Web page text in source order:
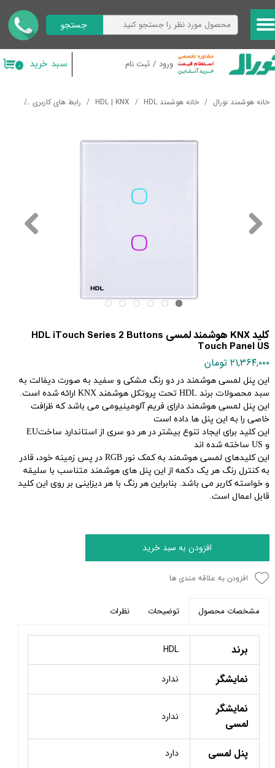
ورود / ثبت نام
حساب کاربری من
تغییر گذر واژه
خروج از حساب کاربری
جستجو
۰ سبد خرید
خانه هوشمند نورال خانه هوشمند HDL HDL | KNX رابط های کاربری
کلید KNX هوشمند لمسی HDL iTouch Series 2 Buttons
Touch Panel US
۲۱,۳۶۴,۰۰۰ تومان
این پنل لمسی هوشمند در دو رنگ مشکی و سفید به صورت دیفالت به
سبد محصولات برند HDL تحت پروتکل هوشمند KNX ارائه شده است.
این پنل لمسی هوشمند دارای فریم آلومینیومی می باشد که ظرافت
خاصی را به این پنل ها داده است
این کلید برای ایجاد تنوع بیشتر در هر دو سری از استاندارد ساختEU
و US ساخته شده اند
این کلیدهای لمسی هوشمند به کمک نور RGB در پس زمینه خود، قادر
به کنترل رنگ هر یک دکمه از این پنل های هوشمند متناسب با سلیقه
و خواسته کاربر می باشد. بنابراین هر رنگ با هر دیزاینی بر روی این کلید
قابل اعمال است.
افزودن به سبد خرید
افزودن به علاقه مندی ها
مشخصات محصول توضیحات نظرات
برند HDL
نمایشگر ندارد
نمایشگر
لمسی
ندارد
پنل لمسی دارد